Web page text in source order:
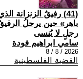
(41) رفيقُ الزنزانة
باهر» حين يرحلُ
رجلٍ لا يُنسى
سامي ابراهيم فودة
2026 / 8 / 8
القضية الفلسطينية